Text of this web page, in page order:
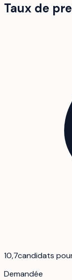
Taux de
10,7candidats
Demandée